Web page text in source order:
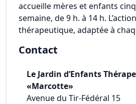
accueille mères et enfants
semaine, de 9 h. à 14 h.
thérapeutique, adaptée à
Contact
Le Jardin d’Enfants
«Marcotte»
Avenue du Tir-Fédéral 15